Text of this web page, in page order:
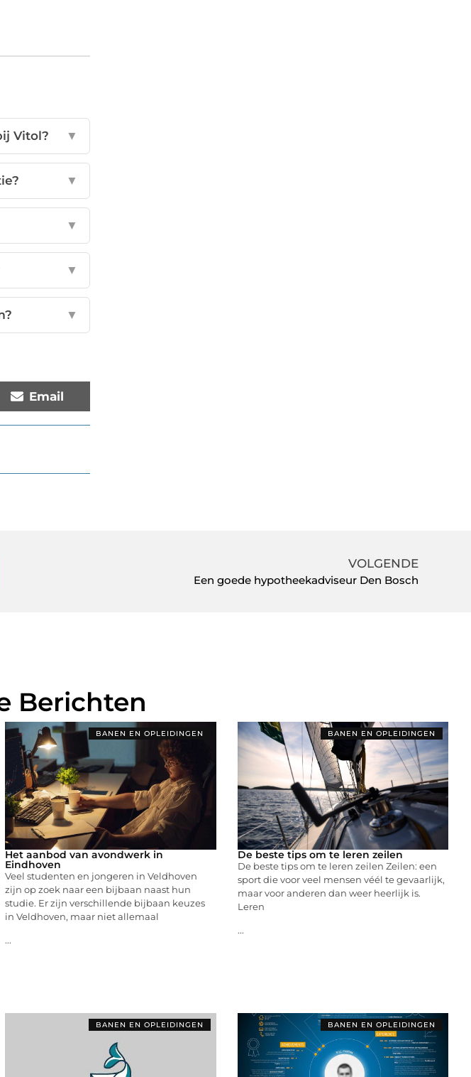
Vitol? ▼
▼
▼
▼
▼
Email
VOLGENDE
Een goede hypotheekadviseur Den Bosch
Berichten
BANEN EN OPLEIDINGEN
Het aanbod van avondwerk in
Eindhoven
Veel studenten en jongeren in Veldhoven
zijn op zoek naar een bijbaan naast hun
studie. Er zijn verschillende bijbaan keuzes
in Veldhoven, maar niet allemaal
...
BANEN EN OPLEIDINGEN
De beste tips om te leren zeilen
De beste tips om te leren zeilen Zeilen: een
sport die voor veel mensen véél te gevaarlijk,
maar voor anderen dan weer heerlijk is.
Leren
...
BANEN EN OPLEIDINGEN BANEN EN OPLEIDINGEN